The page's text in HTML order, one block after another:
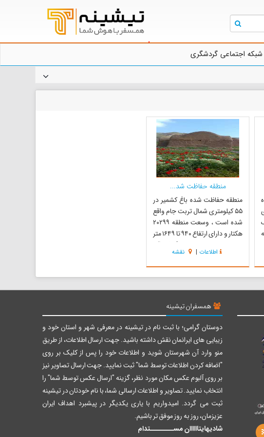
شبکه اجتماعی گردشگری
منطقه حفاظت شد...
منطقه حفاظت شده باغ کشمیر در
۵۵ کیلومتری شمال تربت جام واقع
شده است ، وسعت منطقه ۲۰۲۹۹
هکتار و دارای ارتفاع ۹۴۰ تا ۱۶۴۹ متر
می‌باشد ، وضعیت توپوگرافی آن
کوهستانی است، تپه ماهورو منطقه
با ارزشی از نظر وجود جنگلهای پسته
وحشی است، درختان پراکنده پسته
وحشی از جمله شاخصه‌های منحصر
به فرد منط...
اطلاعات | نقشه
همسفران تیشینه
دوستان گرامی؛ با ثبت نام در تیشینه در معرفی شهر و استان خود و
زیبایی های ایرانمان نقش داشته باشید. جهت ارسال اطلاعات، از طریق
منو وارد آن شهرستان شوید و اطلاعات خود را پس از کلیک بر روی
"اضافه کردن اطلاعات توسط شما" ثبت نمایید. جهت ارسال تصاویر نیز
بر روی آلبوم عکس مکان مورد نظر، گزینه "ارسال عکس توسط شما" را
انتخاب نمایید. تصاویر و اطلاعات ارسالی شما، با نام خودتان در تیشینه
ثبت می گردد. امیدواریم با یاری یکدیگر در پیشبرد اهداف ایران
عزیزمان، روز به روز موفق تر باشیم.
شادیهایتاااااان مســــــــتدام